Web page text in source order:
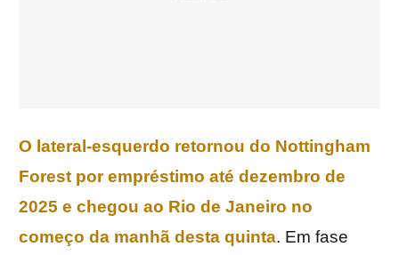
O lateral-esquerdo retornou do Nottingham
Forest por empréstimo até dezembro de
2025 e chegou ao Rio de Janeiro no
começo da manhã desta quinta. Em fase